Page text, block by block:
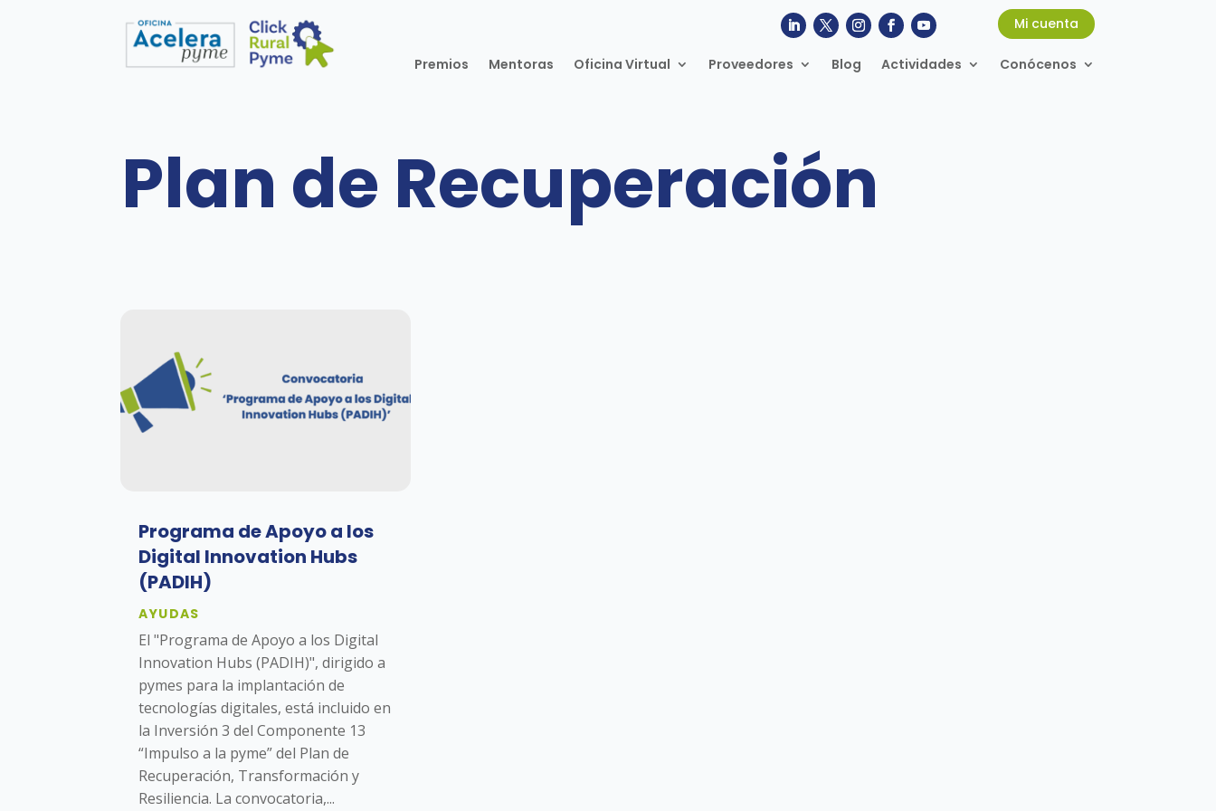
Mi cuenta
Premios Mentoras Oficina Virtual Proveedores Blog Actividades Conócenos
Plan de Recuperación
Programa de Apoyo a los
Digital Innovation Hubs
(PADIH)
AYUDAS
El "Programa de Apoyo a los Digital
Innovation Hubs (PADIH)", dirigido a
pymes para la implantación de
tecnologías digitales, está incluido en
la Inversión 3 del Componente 13
“Impulso a la pyme” del Plan de
Recuperación, Transformación y
Resiliencia. La convocatoria,...